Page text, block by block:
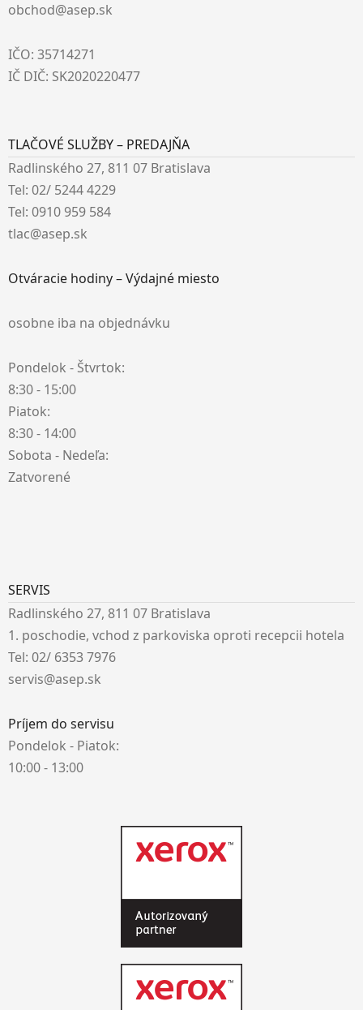
obchod@asep.sk
IČO: 35714271
IČ DIČ: SK2020220477
TLAČOVÉ SLUŽBY – PREDAJŇA
Radlinského 27, 811 07 Bratislava
Tel: 02/ 5244 4229
Tel: 0910 959 584
tlac@asep.sk
Otváracie hodiny – Výdajné miesto
osobne iba na objednávku
Pondelok - Štvrtok:
8:30 - 15:00
Piatok:
8:30 - 14:00
Sobota - Nedeľa:
Zatvorené
SERVIS
Radlinského 27, 811 07 Bratislava
1. poschodie, vchod z parkoviska oproti recepcii hotela
Tel: 02/ 6353 7976
servis@asep.sk
Príjem do servisu
Pondelok - Piatok:
10:00 - 13:00